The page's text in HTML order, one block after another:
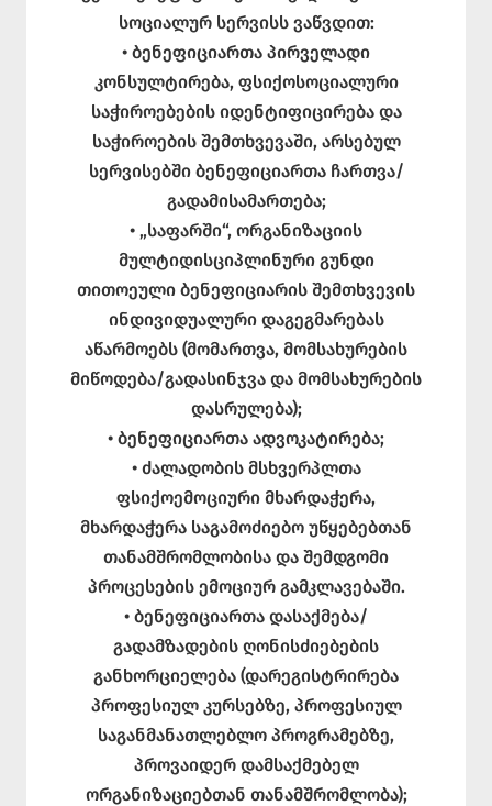
სოციალურ სერვისს ვაწვდით:
• ბენეფიციართა პირველადი
კონსულტირება, ფსიქოსოციალური
საჭიროებების იდენტიფიცირება და
საჭიროების შემთხვევაში, არსებულ
სერვისებში ბენეფიციართა ჩართვა/
გადამისამართება;
• „საფარში“, ორგანიზაციის
მულტიდისციპლინური გუნდი
თითოეული ბენეფიციარის შემთხვევის
ინდივიდუალური დაგეგმარებას
აწარმოებს (მომართვა, მომსახურების
მიწოდება/გადასინჯვა და მომსახურების
დასრულება);
• ბენეფიციართა ადვოკატირება;
• ძალადობის მსხვერპლთა
ფსიქოემოციური მხარდაჭერა,
მხარდაჭერა საგამოძიებო უწყებებთან
თანამშრომლობისა და შემდგომი
პროცესების ემოციურ გამკლავებაში.
• ბენეფიციართა დასაქმება/
გადამზადების ღონისძიებების
განხორციელება (დარეგისტრირება
პროფესიულ კურსებზე, პროფესიულ
საგანმანათლებლო პროგრამებზე,
პროვაიდერ დამსაქმებელ
ორგანიზაციებთან თანამშრომლობა);